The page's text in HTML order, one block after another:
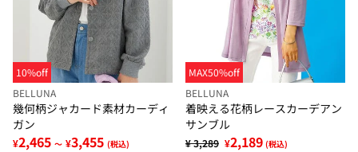
10%off
BELLUNA
幾何柄ジャカード素材カーディ
ガン
¥2,465 ～ ¥3,455 (税込)
MAX50%off
BELLUNA
着映える花柄レースカーデアン
サンブル
¥ 3,289 ¥2,189 (税込)